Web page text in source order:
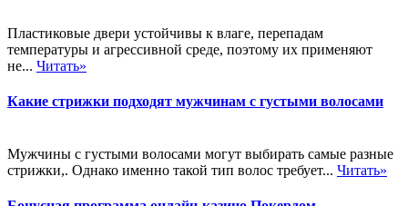
Пластиковые двери устойчивы к влаге, перепадам
температуры и агрессивной среде, поэтому их применяют
не... Читать»
Какие стрижки подходят мужчинам с густыми волосами
Мужчины с густыми волосами могут выбирать самые разные
стрижки,. Однако именно такой тип волос требует... Читать»